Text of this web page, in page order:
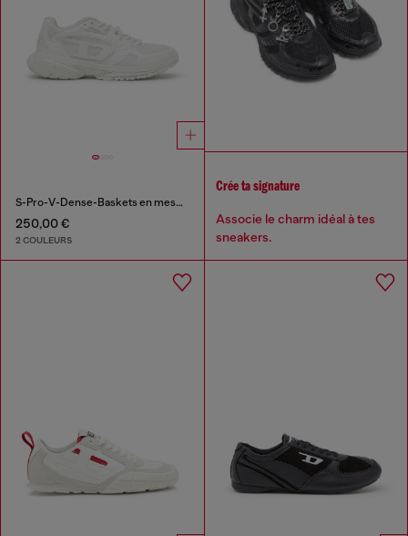
S-Pro-V-Dense-Baskets en mesh monochrome avec logo Oval D
250,00 €
2 COULEURS
Crée ta signature
Associe le charm idéal à tes
sneakers.